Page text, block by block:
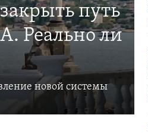
путь
Реально ли
новой системы